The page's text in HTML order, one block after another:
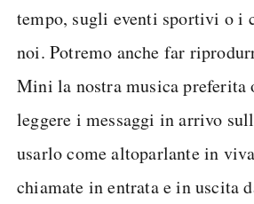
tempo, sugli eventi sportivi o i
noi. Potremo anche far
Mini la nostra musica preferita
leggere i messaggi in arrivo
usarlo come altoparlante in
chiamate in entrata e in uscita